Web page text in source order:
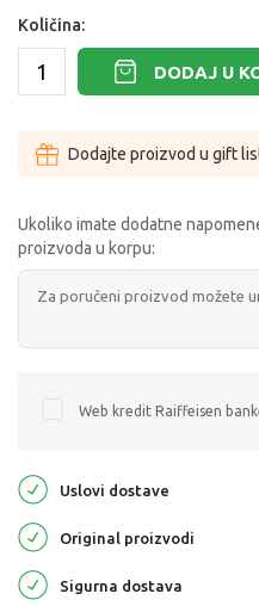
Količina:
DODAJ U
Dodajte proizvod u gift
Ukoliko imate dodatne
proizvoda u korpu:
Web kredit Raiffeisen
Uslovi dostave
Original proizvodi
Sigurna dostava